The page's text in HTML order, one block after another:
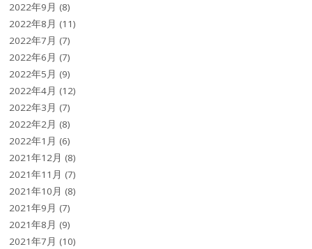
2022年9月 (8)
2022年8月 (11)
2022年7月 (7)
2022年6月 (7)
2022年5月 (9)
2022年4月 (12)
2022年3月 (7)
2022年2月 (8)
2022年1月 (6)
2021年12月 (8)
2021年11月 (7)
2021年10月 (8)
2021年9月 (7)
2021年8月 (9)
2021年7月 (10)